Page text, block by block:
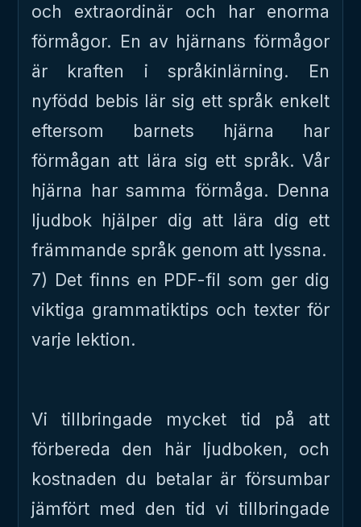
och extraordinär och har enorma
förmågor. En av hjärnans förmågor
är kraften i språkinlärning. En
nyfödd bebis lär sig ett språk enkelt
eftersom barnets hjärna har
förmågan att lära sig ett språk. Vår
hjärna har samma förmåga. Denna
ljudbok hjälper dig att lära dig ett
främmande språk genom att lyssna.
7) Det finns en PDF-fil som ger dig
viktiga grammatiktips och texter för
varje lektion.
Vi tillbringade mycket tid på att
förbereda den här ljudboken, och
kostnaden du betalar är försumbar
jämfört med den tid vi tillbringade